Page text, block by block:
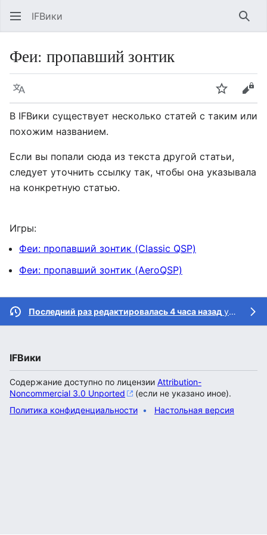
IFВики
Феи: пропавший зонтик
Язык Следить
В IFВики существует несколько статей с таким или
похожим названием.
Если вы попали сюда из текста другой статьи,
следует уточнить ссылку так, чтобы она указывала
на конкретную статью.
Игры:
Феи: пропавший зонтик (Classic QSP)
Феи: пропавший зонтик (AeroQSP)
Последний раз редактировалась 4 часа назад участником
IFВики
Содержание доступно по лицензии Attribution-
Noncommercial 3.0 Unported
(если не указано иное).
Политика конфиденциальности
Настольная версия